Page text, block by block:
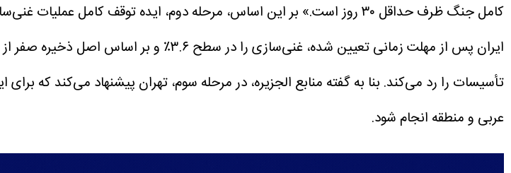
کامل جنگ ظرف حداقل ۳۰ روز است.»
ایران پس از مهلت زمانی تعیین شده، غنی‌سازی
تأسیسات را رد می‌کند. بنا به گفته منابع الجزیره، در مرحله سوم، تهران پیشنهاد می‌کند که
عربی و منطقه انجام شود.